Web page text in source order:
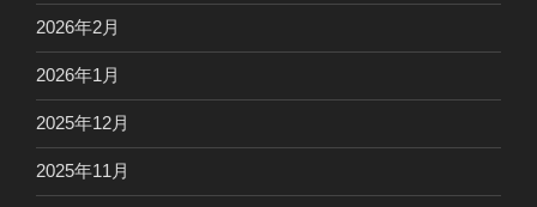
2026年2月
2026年1月
2025年12月
2025年11月